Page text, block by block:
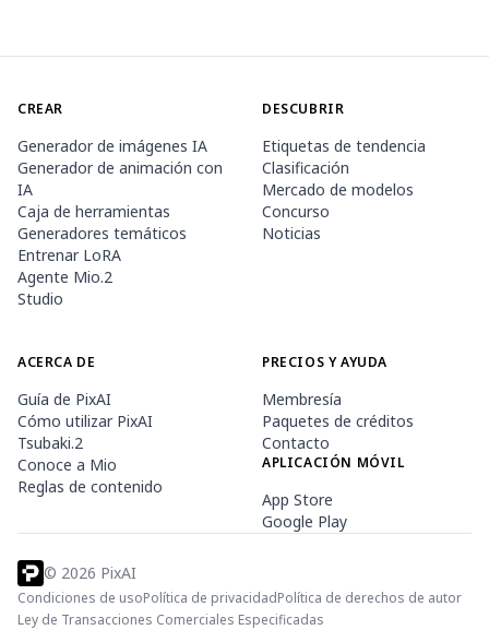
CREAR
Generador de imágenes IA
Generador de animación con
IA
Caja de herramientas
Generadores temáticos
Entrenar LoRA
Agente Mio.2
Studio
DESCUBRIR
Etiquetas de tendencia
Clasificación
Mercado de modelos
Concurso
Noticias
ACERCA DE
Guía de PixAI
Cómo utilizar PixAI
Tsubaki.2
Conoce a Mio
Reglas de contenido
PRECIOS Y AYUDA
Membresía
Paquetes de créditos
Contacto
APLICACIÓN MÓVIL
App Store
Google Play
© 2026 PixAI
Condiciones de usoPolítica de privacidadPolítica de derechos de autor
Ley de Transacciones Comerciales Especificadas